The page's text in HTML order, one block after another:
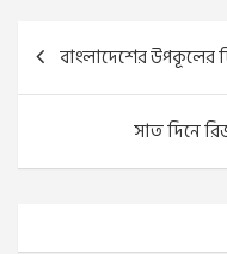
Post
navigation
বাংলাদেশের উপকূলের
সাত দিনে